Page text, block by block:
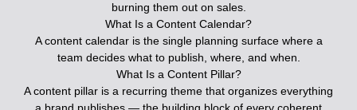
burning them out on sales.
What Is a Content Calendar?
A content calendar is the single planning surface where a
team decides what to publish, where, and when.
What Is a Content Pillar?
A content pillar is a recurring theme that organizes everything